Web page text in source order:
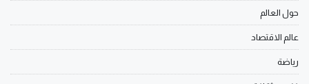
حول العالم
عالم الاقتصاد
رياضة